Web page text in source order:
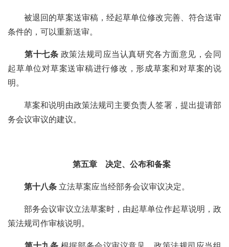
被退回的草案送审稿，经起草单位修改完善、符合送审
条件的，可以重新送审。
第十七条 政策法规司应当认真研究各方面意见，会同
起草单位对草案送审稿进行修改，形成草案和对草案的说
明。
草案和说明由政策法规司主要负责人签署，提出提请部
务会议审议的建议。
第五章 决定、公布和备案
第十八条 立法草案应当经部务会议审议决定。
部务会议审议立法草案时，由起草单位作起草说明，政
策法规司作审核说明。